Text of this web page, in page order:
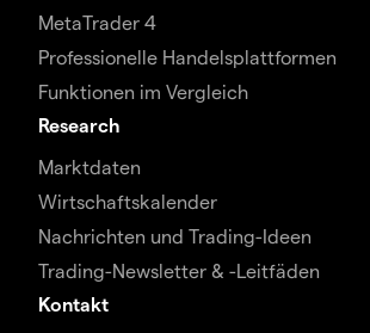
MetaTrader 4
Professionelle Handelsplattformen
Funktionen im Vergleich
Research
Marktdaten
Wirtschaftskalender
Nachrichten und Trading-Ideen
Trading-Newsletter & -Leitfäden
Kontakt